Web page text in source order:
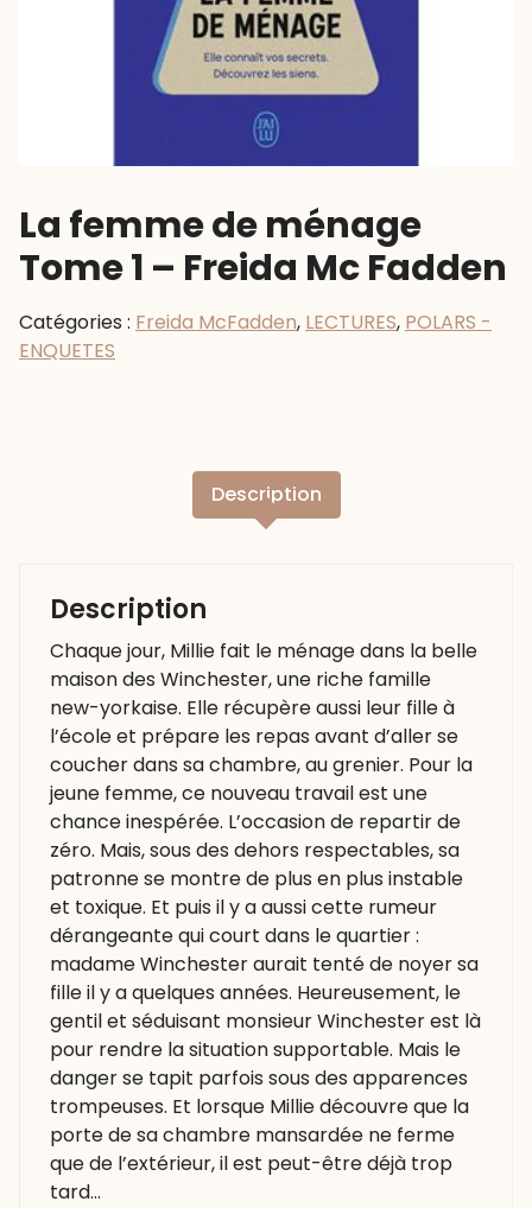
La femme de ménage
Tome 1 – Freida Mc Fadden
Catégories : Freida McFadden, LECTURES, POLARS -
ENQUETES
Description
Description
Chaque jour, Millie fait le ménage dans la belle
maison des Winchester, une riche famille
new-yorkaise. Elle récupère aussi leur fille à
l’école et prépare les repas avant d’aller se
coucher dans sa chambre, au grenier. Pour la
jeune femme, ce nouveau travail est une
chance inespérée. L’occasion de repartir de
zéro. Mais, sous des dehors respectables, sa
patronne se montre de plus en plus instable
et toxique. Et puis il y a aussi cette rumeur
dérangeante qui court dans le quartier :
madame Winchester aurait tenté de noyer sa
fille il y a quelques années. Heureusement, le
gentil et séduisant monsieur Winchester est là
pour rendre la situation supportable. Mais le
danger se tapit parfois sous des apparences
trompeuses. Et lorsque Millie découvre que la
porte de sa chambre mansardée ne ferme
que de l’extérieur, il est peut-être déjà trop
tard…